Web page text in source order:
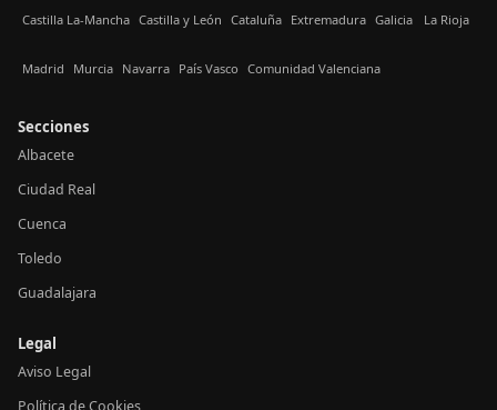
Castilla La-Mancha Castilla y León Cataluña Extremadura Galicia La Rioja
Madrid Murcia Navarra País Vasco Comunidad Valenciana
Secciones
Albacete
Ciudad Real
Cuenca
Toledo
Guadalajara
Legal
Aviso Legal
Política de Cookies